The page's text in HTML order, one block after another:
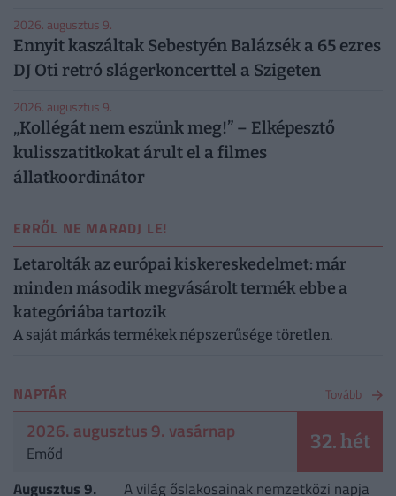
2026. augusztus 9.
Ennyit kaszáltak Sebestyén Balázsék a 65 ezres
DJ Oti retró slágerkoncerttel a Szigeten
2026. augusztus 9.
„Kollégát nem eszünk meg!” – Elképesztő
kulisszatitkokat árult el a filmes
állatkoordinátor
ERRŐL NE MARADJ LE!
Letarolták az európai kiskereskedelmet: már
minden második megvásárolt termék ebbe a
kategóriába tartozik
A saját márkás termékek népszerűsége töretlen.
NAPTÁR Tovább
2026. augusztus 9. vasárnap
Emőd 32. hét
Augusztus 9.
A világ őslakosainak nemzetközi napja